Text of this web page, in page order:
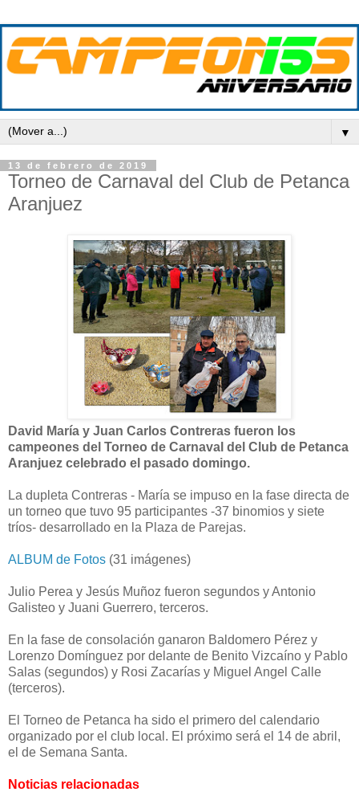
▼
13 de febrero de 2019
Torneo de Carnaval del Club de Petanca
Aranjuez
David María y Juan Carlos Contreras fueron los
campeones del Torneo de Carnaval del Club de Petanca
Aranjuez celebrado el pasado domingo.
La dupleta Contreras - María se impuso en la fase directa de
un torneo que tuvo 95 participantes -37 binomios y siete
tríos- desarrollado en la Plaza de Parejas.
ALBUM de Fotos (31 imágenes)
Julio Perea y Jesús Muñoz fueron segundos y Antonio
Galisteo y Juani Guerrero, terceros.
En la fase de consolación ganaron Baldomero Pérez y
Lorenzo Domínguez por delante de Benito Vizcaíno y Pablo
Salas (segundos) y Rosi Zacarías y Miguel Angel Calle
(terceros).
El Torneo de Petanca ha sido el primero del calendario
organizado por el club local. El próximo será el 14 de abril,
el de Semana Santa.
Noticias relacionadas